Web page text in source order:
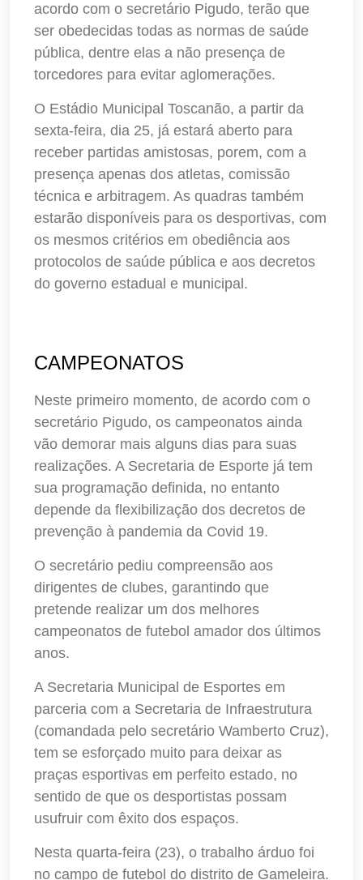
acordo com o secretário Pigudo, terão que
ser obedecidas todas as normas de saúde
pública, dentre elas a não presença de
torcedores para evitar aglomerações.
O Estádio Municipal Toscanão, a partir da
sexta-feira, dia 25, já estará aberto para
receber partidas amistosas, porem, com a
presença apenas dos atletas, comissão
técnica e arbitragem. As quadras também
estarão disponíveis para os desportivas, com
os mesmos critérios em obediência aos
protocolos de saúde pública e aos decretos
do governo estadual e municipal.
CAMPEONATOS
Neste primeiro momento, de acordo com o
secretário Pigudo, os campeonatos ainda
vão demorar mais alguns dias para suas
realizações. A Secretaria de Esporte já tem
sua programação definida, no entanto
depende da flexibilização dos decretos de
prevenção à pandemia da Covid 19.
O secretário pediu compreensão aos
dirigentes de clubes, garantindo que
pretende realizar um dos melhores
campeonatos de futebol amador dos últimos
anos.
A Secretaria Municipal de Esportes em
parceria com a Secretaria de Infraestrutura
(comandada pelo secretário Wamberto Cruz),
tem se esforçado muito para deixar as
praças esportivas em perfeito estado, no
sentido de que os desportistas possam
usufruir com êxito dos espaços.
Nesta quarta-feira (23), o trabalho árduo foi
no campo de futebol do distrito de Gameleira.